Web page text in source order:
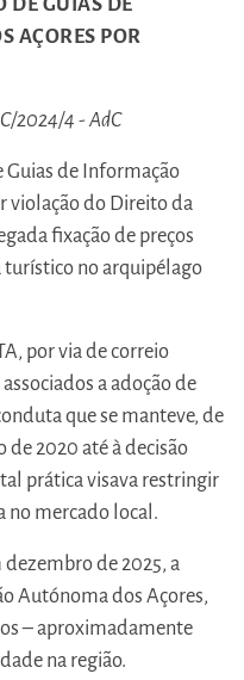
DE GUIAS DE
AÇORES POR
2024/4 - AdC
Guias de Informação
violação do Direito da
fixação de preços
turístico no arquipélago
por via de correio
a adoção de
que se manteve, de
2020 até à decisão
prática visava restringir
no mercado local.
dezembro de 2025, a
Autónoma dos Açores,
– aproximadamente
na região.